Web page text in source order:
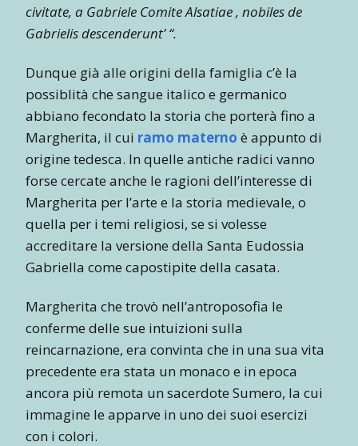
civitate, a Gabriele Comite Alsatiae , nobiles de
Gabrielis descenderunt’ “.
Dunque già alle origini della famiglia c’è la
possiblità che sangue italico e germanico
abbiano fecondato la storia che porterà fino a
Margherita, il cui ramo materno è appunto di
origine tedesca. In quelle antiche radici vanno
forse cercate anche le ragioni dell’interesse di
Margherita per l’arte e la storia medievale, o
quella per i temi religiosi, se si volesse
accreditare la versione della Santa Eudossia
Gabriella come capostipite della casata.
Margherita che trovò nell’antroposofia le
conferme delle sue intuizioni sulla
reincarnazione, era convinta che in una sua vita
precedente era stata un monaco e in epoca
ancora più remota un sacerdote Sumero, la cui
immagine le apparve in uno dei suoi esercizi
con i colori.